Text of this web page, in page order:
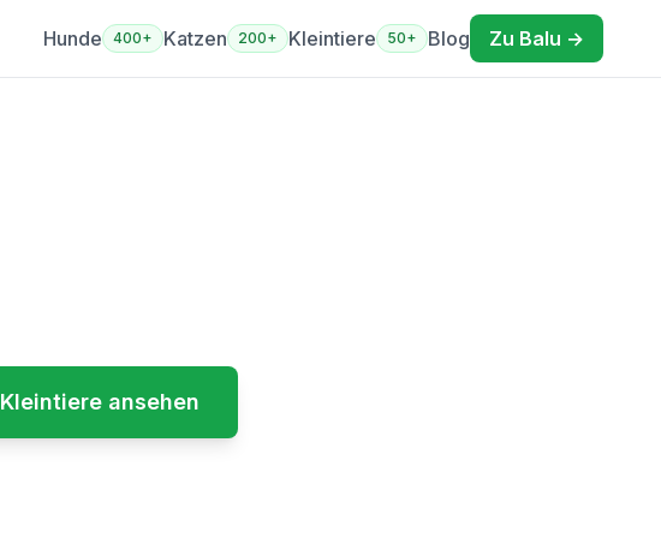
Hunde 400+ Katzen 200+ Kleintiere 50+ Blog Zu Balu →
Kleintiere ansehen